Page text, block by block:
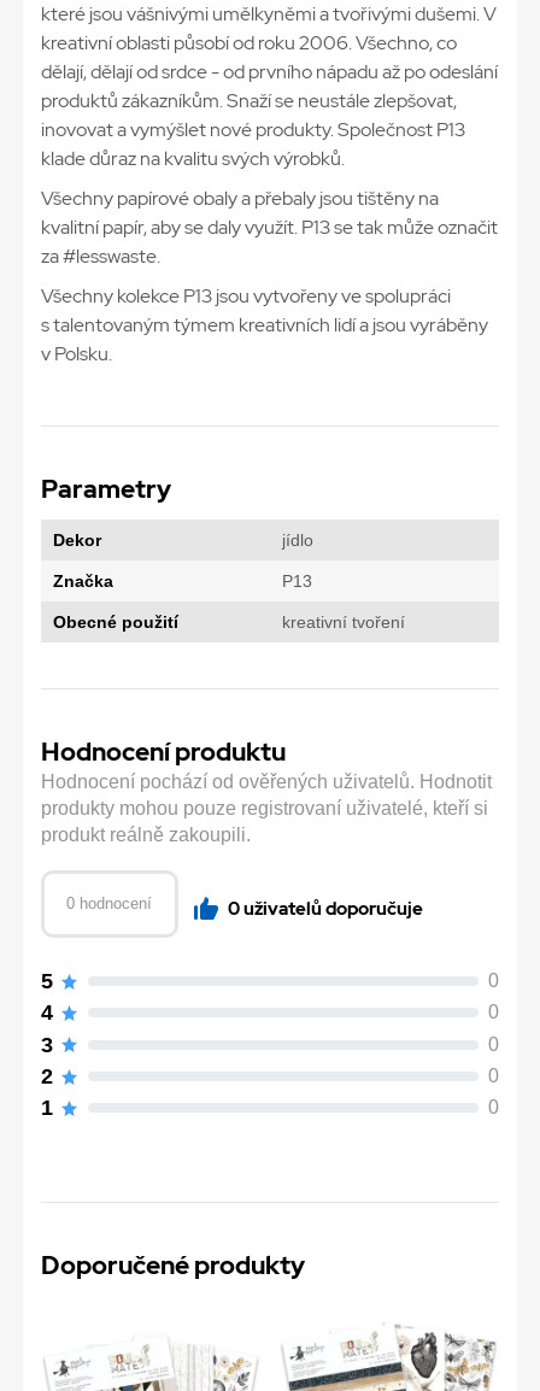
které jsou vášnivými umělkyněmi a tvořivými dušemi. V
kreativní oblasti působí od roku 2006. Všechno, co
dělají, dělají od srdce - od prvního nápadu až po odeslání
produktů zákazníkům. Snaží se neustále zlepšovat,
inovovat a vymýšlet nové produkty. Společnost P13
klade důraz na kvalitu svých výrobků.
Všechny papírové obaly a přebaly jsou tištěny na
kvalitní papír, aby se daly využít. P13 se tak může označit
za #lesswaste.
Všechny kolekce P13 jsou vytvořeny ve spolupráci
s talentovaným týmem kreativních lidí a jsou vyráběny
v Polsku.
Parametry
Dekor jídlo
Značka P13
Obecné použití kreativní tvoření
Hodnocení produktu
Hodnocení pochází od ověřených uživatelů. Hodnotit
produkty mohou pouze registrovaní uživatelé, kteří si
produkt reálně zakoupili.
0 hodnocení 0 uživatelů doporučuje
5 0
4 0
3 0
2 0
1 0
Doporučené produkty